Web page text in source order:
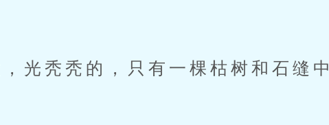
光秃秃的，只有一棵枯树和石缝中